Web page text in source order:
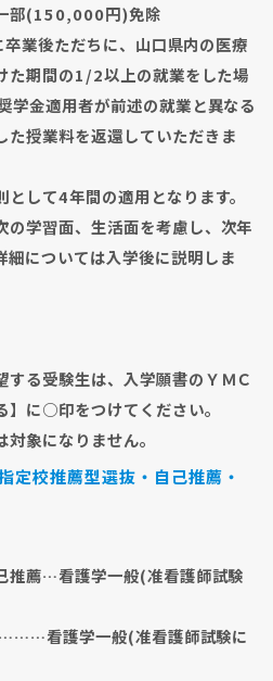
部(150,000円)免除
業後ただちに、山口県内の医療
た期間の1/2以上の就業をした場
学金適用者が前述の就業と異なる
た授業料を返還していただきま
して4年間の適用となります。
の学習面、生活面を考慮し、次年
については入学後に説明しま
する受験生は、入学願書のＹＭＣ
】に○印をつけてください。
象になりません。
定校推薦型選抜・自己推薦・
推薦…看護学一般(准看護師試験
看護学一般(准看護師試験に